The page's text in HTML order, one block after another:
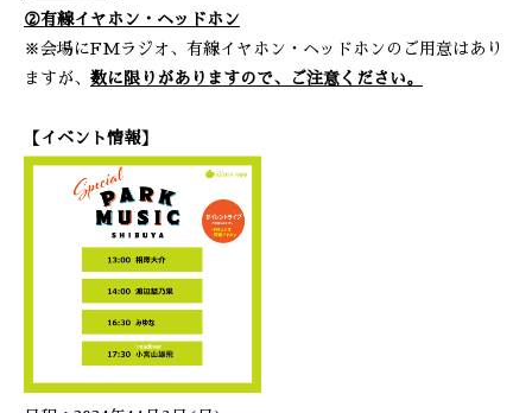
②有線イヤホン・ヘッドホン
※会場にFMラジオ、有線イヤホン・ヘッドホンのご用意はあり
ますが、 数に限りがありますので、ご注意ください。
【イベント情報】